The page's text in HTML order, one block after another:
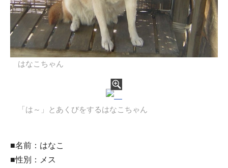
はなこちゃん
「は～」とあくびをするはなこちゃん
■名前：はなこ
■性別：メス